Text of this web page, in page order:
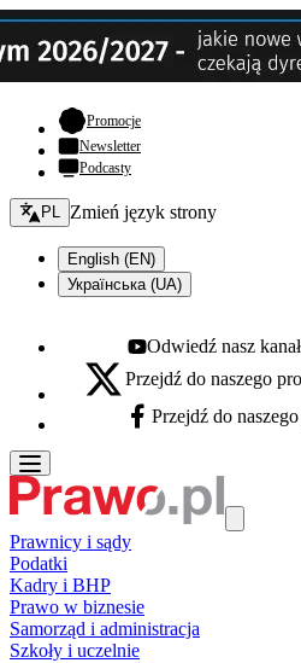
Promocje- otwiera się w nowej karcie
Newsletter
Podcasty
Zmień język - bieżący:
PL Zmień język strony
English (EN)
Українська (UA)
Youtube - otwiera się w
Odwiedź nasz
X - otwiera się w nowej karcie
Przejdź do naszego
Facebook - otwiera się w
Przejdź do
Prawnicy i sądy
Podatki
Kadry i BHP
Prawo w biznesie
Samorząd i administracja
Szkoły i uczelnie